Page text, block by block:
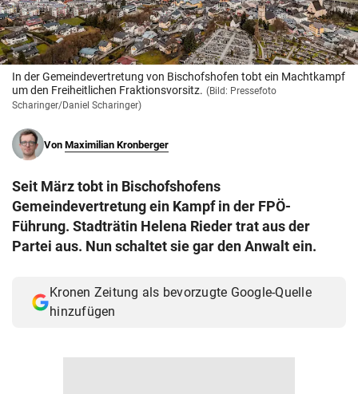
© Krone Multimedia GmbH & Co KG 2026
Muthgasse 2, 1190 Wien
In der Gemeindevertretung von Bischofshofen tobt ein Machtkampf
um den Freiheitlichen Fraktionsvorsitz. (Bild: Pressefoto
Scharinger/Daniel Scharinger)
Von Maximilian Kronberger
Seit März tobt in Bischofshofens
Gemeindevertretung ein Kampf in der FPÖ-
Führung. Stadträtin Helena Rieder trat aus der
Partei aus. Nun schaltet sie gar den Anwalt ein.
Kronen Zeitung als bevorzugte Google-Quelle
hinzufügen